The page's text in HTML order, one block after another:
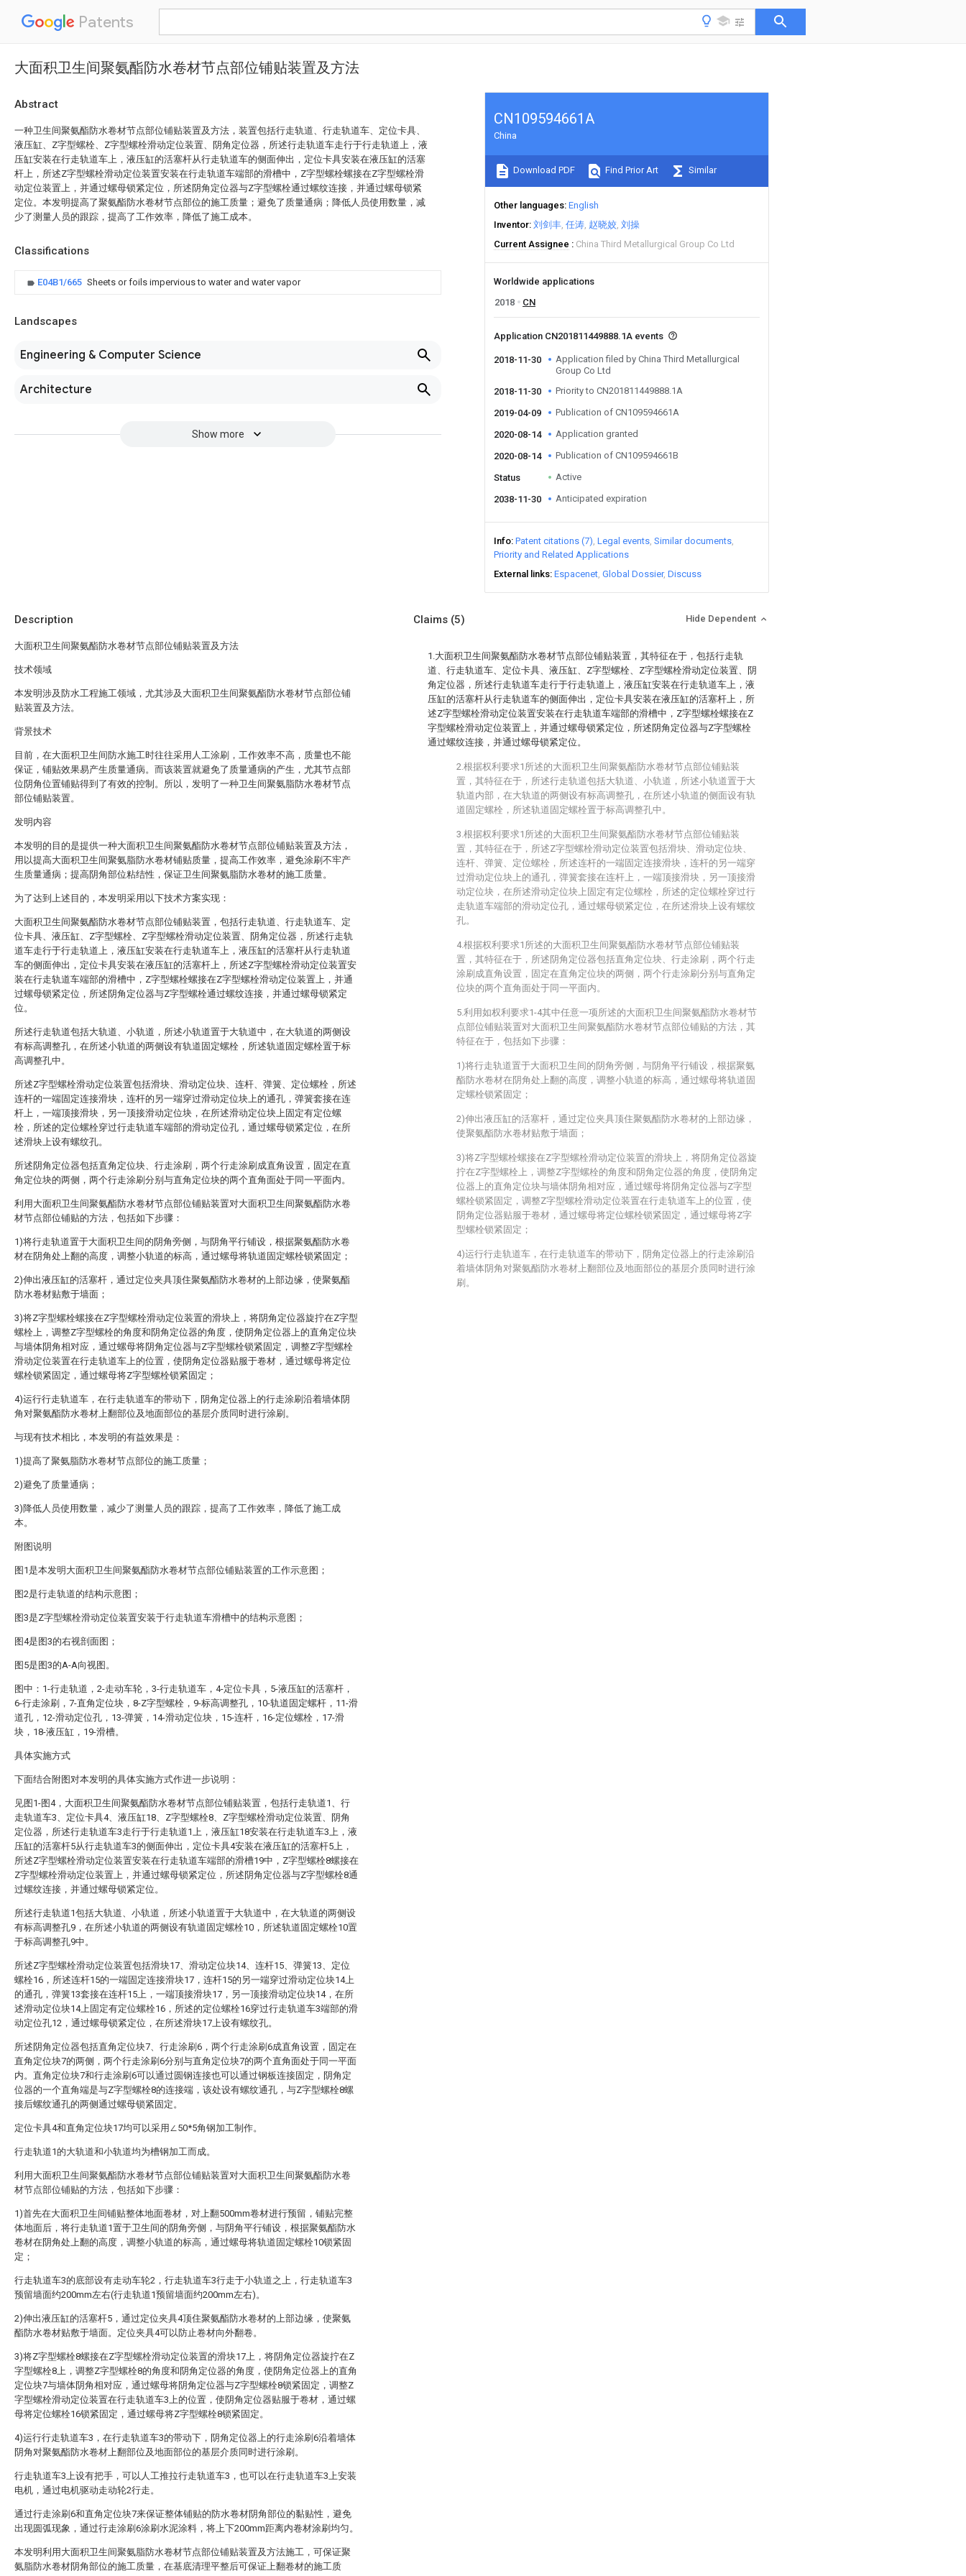
Patents
大面积卫生间聚氨酯防水卷材节点部位铺贴装置及方法
Abstract
一种卫生间聚氨酯防水卷材节点部位铺贴装置及方法，装置包括行走轨道、行走轨道车、定位卡具、
液压缸、Z字型螺栓、Z字型螺栓滑动定位装置、阴角定位器，所述行走轨道车走行于行走轨道上，液
压缸安装在行走轨道车上，液压缸的活塞杆从行走轨道车的侧面伸出，定位卡具安装在液压缸的活塞
杆上，所述Z字型螺栓滑动定位装置安装在行走轨道车端部的滑槽中，Z字型螺栓螺接在Z字型螺栓滑
动定位装置上，并通过螺母锁紧定位，所述阴角定位器与Z字型螺栓通过螺纹连接，并通过螺母锁紧
定位。本发明提高了聚氨酯防水卷材节点部位的施工质量；避免了质量通病；降低人员使用数量，减
少了测量人员的跟踪，提高了工作效率，降低了施工成本。
Classifications
E04B1/665 Sheets or foils impervious to water and water vapor
Landscapes
Engineering & Computer Science
Architecture
Show more
CN109594661A
China
Download PDF Find Prior Art Similar
Other languages English
Inventor 刘剑丰 任涛 赵晓姣 刘操
Current Assignee
China Third Metallurgical Group Co Ltd
Worldwide applications
2018
CN
Application CN201811449888.1A events
2018-11-30
Application filed by China Third Metallurgical
Group Co Ltd
2018-11-30
Priority to CN201811449888.1A
2019-04-09 Publication of CN109594661A
2020-08-14 Application granted
2020-08-14 Publication of CN109594661B
Status Active
2038-11-30 Anticipated expiration
Info Patent citations (7) Legal events Similar documents
Priority and Related Applications
External links Espacenet Global Dossier Discuss
Description
大面积卫生间聚氨酯防水卷材节点部位铺贴装置及方法
技术领域
本发明涉及防水工程施工领域，尤其涉及大面积卫生间聚氨酯防水卷材节点部位铺
贴装置及方法。
背景技术
目前，在大面积卫生间防水施工时往往采用人工涂刷，工作效率不高，质量也不能
保证，铺贴效果易产生质量通病。而该装置就避免了质量通病的产生，尤其节点部
位阴角位置铺贴得到了有效的控制。所以，发明了一种卫生间聚氨脂防水卷材节点
部位铺贴装置。
发明内容
本发明的目的是提供一种大面积卫生间聚氨酯防水卷材节点部位铺贴装置及方法，
用以提高大面积卫生间聚氨脂防水卷材铺贴质量，提高工作效率，避免涂刷不牢产
生质量通病；提高阴角部位粘结性，保证卫生间聚氨脂防水卷材的施工质量。
为了达到上述目的，本发明采用以下技术方案实现：
大面积卫生间聚氨酯防水卷材节点部位铺贴装置，包括行走轨道、行走轨道车、定
位卡具、液压缸、Z字型螺栓、Z字型螺栓滑动定位装置、阴角定位器，所述行走轨
道车走行于行走轨道上，液压缸安装在行走轨道车上，液压缸的活塞杆从行走轨道
车的侧面伸出，定位卡具安装在液压缸的活塞杆上，所述Z字型螺栓滑动定位装置安
装在行走轨道车端部的滑槽中，Z字型螺栓螺接在Z字型螺栓滑动定位装置上，并通
过螺母锁紧定位，所述阴角定位器与Z字型螺栓通过螺纹连接，并通过螺母锁紧定
位。
所述行走轨道包括大轨道、小轨道，所述小轨道置于大轨道中，在大轨道的两侧设
有标高调整孔，在所述小轨道的两侧设有轨道固定螺栓，所述轨道固定螺栓置于标
高调整孔中。
所述Z字型螺栓滑动定位装置包括滑块、滑动定位块、连杆、弹簧、定位螺栓，所述
连杆的一端固定连接滑块，连杆的另一端穿过滑动定位块上的通孔，弹簧套接在连
杆上，一端顶接滑块，另一顶接滑动定位块，在所述滑动定位块上固定有定位螺
栓，所述的定位螺栓穿过行走轨道车端部的滑动定位孔，通过螺母锁紧定位，在所
述滑块上设有螺纹孔。
所述阴角定位器包括直角定位块、行走涂刷，两个行走涂刷成直角设置，固定在直
角定位块的两侧，两个行走涂刷分别与直角定位块的两个直角面处于同一平面内。
利用大面积卫生间聚氨酯防水卷材节点部位铺贴装置对大面积卫生间聚氨酯防水卷
材节点部位铺贴的方法，包括如下步骤：
1)将行走轨道置于大面积卫生间的阴角旁侧，与阴角平行铺设，根据聚氨酯防水卷
材在阴角处上翻的高度，调整小轨道的标高，通过螺母将轨道固定螺栓锁紧固定；
2)伸出液压缸的活塞杆，通过定位夹具顶住聚氨酯防水卷材的上部边缘，使聚氨酯
防水卷材贴敷于墙面；
3)将Z字型螺栓螺接在Z字型螺栓滑动定位装置的滑块上，将阴角定位器旋拧在Z字型
螺栓上，调整Z字型螺栓的角度和阴角定位器的角度，使阴角定位器上的直角定位块
与墙体阴角相对应，通过螺母将阴角定位器与Z字型螺栓锁紧固定，调整Z字型螺栓
滑动定位装置在行走轨道车上的位置，使阴角定位器贴服于卷材，通过螺母将定位
螺栓锁紧固定，通过螺母将Z字型螺栓锁紧固定；
4)运行行走轨道车，在行走轨道车的带动下，阴角定位器上的行走涂刷沿着墙体阴
角对聚氨酯防水卷材上翻部位及地面部位的基层介质同时进行涂刷。
与现有技术相比，本发明的有益效果是：
1)提高了聚氨脂防水卷材节点部位的施工质量；
2)避免了质量通病；
3)降低人员使用数量，减少了测量人员的跟踪，提高了工作效率，降低了施工成
本。
附图说明
图1是本发明大面积卫生间聚氨酯防水卷材节点部位铺贴装置的工作示意图；
图2是行走轨道的结构示意图；
图3是Z字型螺栓滑动定位装置安装于行走轨道车滑槽中的结构示意图；
图4是图3的右视剖面图；
图5是图3的A-A向视图。
图中：1-行走轨道，2-走动车轮，3-行走轨道车，4-定位卡具，5-液压缸的活塞杆，
6-行走涂刷，7-直角定位块，8-Z字型螺栓，9-标高调整孔，10-轨道固定螺杆，11-滑
道孔，12-滑动定位孔，13-弹簧，14-滑动定位块，15-连杆，16-定位螺栓，17-滑
块，18-液压缸，19-滑槽。
具体实施方式
下面结合附图对本发明的具体实施方式作进一步说明：
见图1-图4，大面积卫生间聚氨酯防水卷材节点部位铺贴装置，包括行走轨道1、行
走轨道车3、定位卡具4、液压缸18、Z字型螺栓8、Z字型螺栓滑动定位装置、阴角
定位器，所述行走轨道车3走行于行走轨道1上，液压缸18安装在行走轨道车3上，液
压缸的活塞杆5从行走轨道车3的侧面伸出，定位卡具4安装在液压缸的活塞杆5上，
所述Z字型螺栓滑动定位装置安装在行走轨道车端部的滑槽19中，Z字型螺栓8螺接在
Z字型螺栓滑动定位装置上，并通过螺母锁紧定位，所述阴角定位器与Z字型螺栓8通
过螺纹连接，并通过螺母锁紧定位。
所述行走轨道1包括大轨道、小轨道，所述小轨道置于大轨道中，在大轨道的两侧设
有标高调整孔9，在所述小轨道的两侧设有轨道固定螺栓10，所述轨道固定螺栓10置
于标高调整孔9中。
所述Z字型螺栓滑动定位装置包括滑块17、滑动定位块14、连杆15、弹簧13、定位
螺栓16，所述连杆15的一端固定连接滑块17，连杆15的另一端穿过滑动定位块14上
的通孔，弹簧13套接在连杆15上，一端顶接滑块17，另一顶接滑动定位块14，在所
述滑动定位块14上固定有定位螺栓16，所述的定位螺栓16穿过行走轨道车3端部的滑
动定位孔12，通过螺母锁紧定位，在所述滑块17上设有螺纹孔。
所述阴角定位器包括直角定位块7、行走涂刷6，两个行走涂刷6成直角设置，固定在
直角定位块7的两侧，两个行走涂刷6分别与直角定位块7的两个直角面处于同一平面
内。直角定位块7和行走涂刷6可以通过圆钢连接也可以通过钢板连接固定，阴角定
位器的一个直角端是与Z字型螺栓8的连接端，该处设有螺纹通孔，与Z字型螺栓8螺
接后螺纹通孔的两侧通过螺母锁紧固定。
定位卡具4和直角定位块17均可以采用∠50*5角钢加工制作。
行走轨道1的大轨道和小轨道均为槽钢加工而成。
利用大面积卫生间聚氨酯防水卷材节点部位铺贴装置对大面积卫生间聚氨酯防水卷
材节点部位铺贴的方法，包括如下步骤：
1)首先在大面积卫生间铺贴整体地面卷材，对上翻500mm卷材进行预留，铺贴完整
体地面后，将行走轨道1置于卫生间的阴角旁侧，与阴角平行铺设，根据聚氨酯防水
卷材在阴角处上翻的高度，调整小轨道的标高，通过螺母将轨道固定螺栓10锁紧固
定；
行走轨道车3的底部设有走动车轮2，行走轨道车3行走于小轨道之上，行走轨道车3
预留墙面约200mm左右(行走轨道1预留墙面约200mm左右)。
2)伸出液压缸的活塞杆5，通过定位夹具4顶住聚氨酯防水卷材的上部边缘，使聚氨
酯防水卷材贴敷于墙面。定位夹具4可以防止卷材向外翻卷。
3)将Z字型螺栓8螺接在Z字型螺栓滑动定位装置的滑块17上，将阴角定位器旋拧在Z
字型螺栓8上，调整Z字型螺栓8的角度和阴角定位器的角度，使阴角定位器上的直角
定位块7与墙体阴角相对应，通过螺母将阴角定位器与Z字型螺栓8锁紧固定，调整Z
字型螺栓滑动定位装置在行走轨道车3上的位置，使阴角定位器贴服于卷材，通过螺
母将定位螺栓16锁紧固定，通过螺母将Z字型螺栓8锁紧固定。
4)运行行走轨道车3，在行走轨道车3的带动下，阴角定位器上的行走涂刷6沿着墙体
阴角对聚氨酯防水卷材上翻部位及地面部位的基层介质同时进行涂刷。
行走轨道车3上设有把手，可以人工推拉行走轨道车3，也可以在行走轨道车3上安装
电机，通过电机驱动走动轮2行走。
通过行走涂刷6和直角定位块7来保证整体铺贴的防水卷材阴角部位的黏贴性，避免
出现圆弧现象，通过行走涂刷6涂刷水泥涂料，将上下200mm距离内卷材涂刷均匀。
本发明利用大面积卫生间聚氨脂防水卷材节点部位铺贴装置及方法施工，可保证聚
氨脂防水卷材阴角部位的施工质量，在基底清理平整后可保证上翻卷材的施工质
Claims (5) Hide Dependent
1.大面积卫生间聚氨酯防水卷材节点部位铺贴装置，其特征在于，包括行走轨
道、行走轨道车、定位卡具、液压缸、Z字型螺栓、Z字型螺栓滑动定位装置、阴
角定位器，所述行走轨道车走行于行走轨道上，液压缸安装在行走轨道车上，液
压缸的活塞杆从行走轨道车的侧面伸出，定位卡具安装在液压缸的活塞杆上，所
述Z字型螺栓滑动定位装置安装在行走轨道车端部的滑槽中，Z字型螺栓螺接在Z
字型螺栓滑动定位装置上，并通过螺母锁紧定位，所述阴角定位器与Z字型螺栓
通过螺纹连接，并通过螺母锁紧定位。
2.根据权利要求1所述的大面积卫生间聚氨酯防水卷材节点部位铺贴装
置，其特征在于，所述行走轨道包括大轨道、小轨道，所述小轨道置于大
轨道内部，在大轨道的两侧设有标高调整孔，在所述小轨道的侧面设有轨
道固定螺栓，所述轨道固定螺栓置于标高调整孔中。
3.根据权利要求1所述的大面积卫生间聚氨酯防水卷材节点部位铺贴装
置，其特征在于，所述Z字型螺栓滑动定位装置包括滑块、滑动定位块、
连杆、弹簧、定位螺栓，所述连杆的一端固定连接滑块，连杆的另一端穿
过滑动定位块上的通孔，弹簧套接在连杆上，一端顶接滑块，另一顶接滑
动定位块，在所述滑动定位块上固定有定位螺栓，所述的定位螺栓穿过行
走轨道车端部的滑动定位孔，通过螺母锁紧定位，在所述滑块上设有螺纹
孔。
4.根据权利要求1所述的大面积卫生间聚氨酯防水卷材节点部位铺贴装
置，其特征在于，所述阴角定位器包括直角定位块、行走涂刷，两个行走
涂刷成直角设置，固定在直角定位块的两侧，两个行走涂刷分别与直角定
位块的两个直角面处于同一平面内。
5.利用如权利要求1-4其中任意一项所述的大面积卫生间聚氨酯防水卷材节
点部位铺贴装置对大面积卫生间聚氨酯防水卷材节点部位铺贴的方法，其
特征在于，包括如下步骤：
1)将行走轨道置于大面积卫生间的阴角旁侧，与阴角平行铺设，根据聚氨
酯防水卷材在阴角处上翻的高度，调整小轨道的标高，通过螺母将轨道固
定螺栓锁紧固定；
2)伸出液压缸的活塞杆，通过定位夹具顶住聚氨酯防水卷材的上部边缘，
使聚氨酯防水卷材贴敷于墙面；
3)将Z字型螺栓螺接在Z字型螺栓滑动定位装置的滑块上，将阴角定位器旋
拧在Z字型螺栓上，调整Z字型螺栓的角度和阴角定位器的角度，使阴角定
位器上的直角定位块与墙体阴角相对应，通过螺母将阴角定位器与Z字型
螺栓锁紧固定，调整Z字型螺栓滑动定位装置在行走轨道车上的位置，使
阴角定位器贴服于卷材，通过螺母将定位螺栓锁紧固定，通过螺母将Z字
型螺栓锁紧固定；
4)运行行走轨道车，在行走轨道车的带动下，阴角定位器上的行走涂刷沿
着墙体阴角对聚氨酯防水卷材上翻部位及地面部位的基层介质同时进行涂
刷。